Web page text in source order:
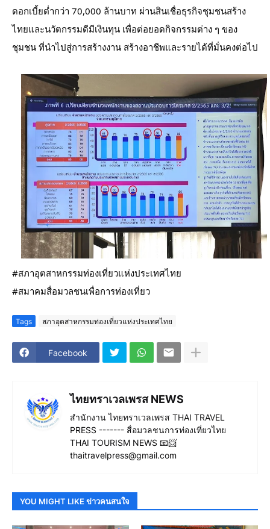
ดอกเบี้ยต่ำกว่า 70,000 ล้านบาท ผ่านสินเชื่อธุรกิจชุมชนสร้าง
ไทยและนวัตกรรมดีมีเงินทุน เพื่อต่อยอดกิจกรรมต่าง ๆ ของ
ชุมชน ที่นำไปสู่การสร้างงาน สร้างอาชีพและรายได้ที่มั่นคงต่อไป
#สภาอุตสาหกรรมท่องเที่ยวแห่งประเทศไทย
#สมาคมสื่อมวลชนเพื่อการท่องเที่ยว
Tags สภาอุตสาหกรรมท่องเที่ยวแห่งประเทศไทย
Facebook
ไทยทราเวลเพรส NEWS
สำนักงาน ไทยทราเวลเพรส THAI TRAVEL
PRESS ------- สื่อมวลชนการท่องเที่ยวไทย
THAI TOURISM NEWS 📧📨
thaitravelpress@gmail.com
YOU MIGHT LIKE ข่าวคนสนใจ